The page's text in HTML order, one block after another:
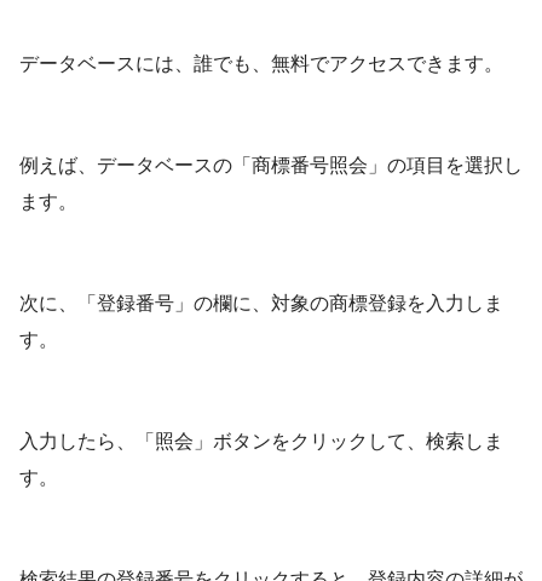
データベースには、誰でも、無料でアクセスできます。
例えば、データベースの「商標番号照会」の項目を選択し
ます。
次に、「登録番号」の欄に、対象の商標登録を入力しま
す。
入力したら、「照会」ボタンをクリックして、検索しま
す。